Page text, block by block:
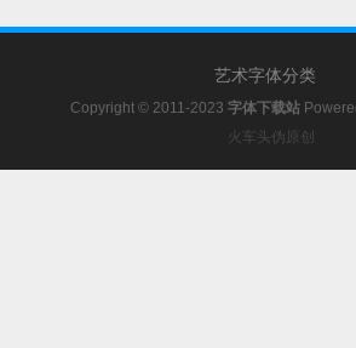
艺术字体分类
Copyright © 2011-2023 字体下载站
火车头伪原创